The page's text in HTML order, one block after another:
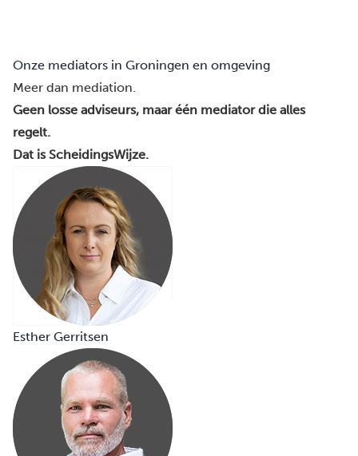
Onze mediators in Groningen en omgeving
Meer dan mediation.
Geen losse adviseurs, maar één mediator die alles
regelt.
Dat is ScheidingsWijze.
Esther Gerritsen